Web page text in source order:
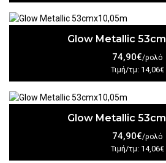
Glow Metallic
74,90€/ρολό
Τιμή/τμ: 14,06€
Glow Metallic
74,90€/ρολό
Τιμή/τμ: 14,06€